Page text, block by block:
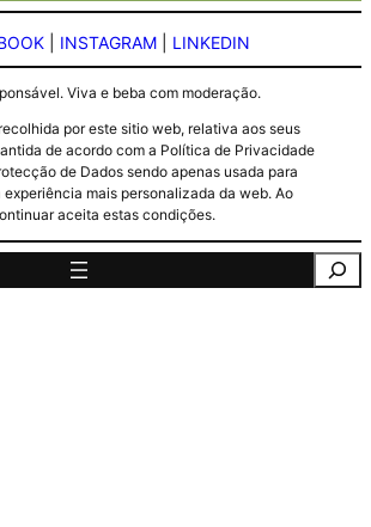
INSTAGRAM LINKEDIN
Viva e beba com moderação.
por este sitio web, relativa aos seus
de acordo com a Política de Privacidade
de Dados sendo apenas usada para
experiência mais personalizada da web. Ao
aceita estas condições.